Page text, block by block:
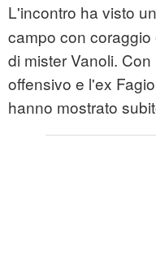
L'incontro ha visto
campo con
di mister Vanoli.
offensivo e l'ex
hanno mostrato